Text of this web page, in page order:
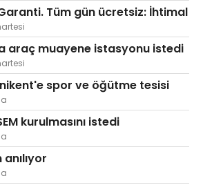
Tüm gün ücretsiz: İhtimal
araç muayene istasyonu istedi
spor ve öğütme tesisi
kurulmasını istedi
Eğitim
Kültür-Sanat
Emlak
Teknoloji